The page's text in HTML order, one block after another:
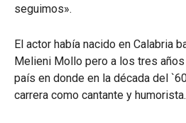
seguimos».
El actor había nacido en Calabria
Melieni Mollo pero a los tres
país en donde en la década del
carrera como cantante y humorista.